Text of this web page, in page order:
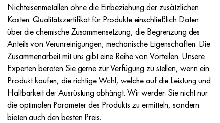
Nichteisenmetallen ohne die Einbeziehung der zusätzlichen
Kosten. Qualitätszertifikat für Produkte einschließlich Daten
über die chemische Zusammensetzung, die Begrenzung des
Anteils von Verunreinigungen; mechanische Eigenschaften. Die
Zusammenarbeit mit uns gibt eine Reihe von Vorteilen. Unsere
Experten beraten Sie gerne zur Verfügung zu stellen, wenn ein
Produkt kaufen, die richtige Wahl, welche auf die Leistung und
Haltbarkeit der Ausrüstung abhängt. Wir werden Sie nicht nur
die optimalen Parameter des Produkts zu ermitteln, sondern
bieten auch den besten Preis.